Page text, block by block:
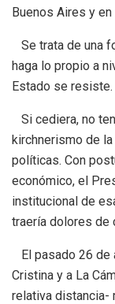
Buenos Aires y en
Se trata de una
haga lo propio a
Estado se resiste.
Si cediera, no
kirchnerismo de
políticas. Con
económico, el
institucional de
traería dolores de
El pasado 26 de
Cristina y a La
relativa distancia-